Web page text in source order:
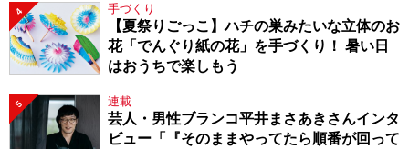
4 手づくり
【夏祭りごっこ】ハチの巣みたいな立体のお
花「でんぐり紙の花」を手づくり！ 暑い日
はおうちで楽しもう
5 連載
芸人・男性ブランコ平井まさあきさんインタ
ビュー「『そのままやってたら順番が回って